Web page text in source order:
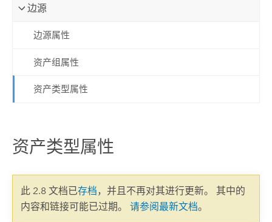
边源
边源属性
资产组属性
资产类型属性
资产类型属性
此 2.8 文档已存档，并且不再对其进行更新。 其中的
内容和链接可能已过期。 请参阅最新文档。